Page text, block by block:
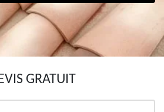
GRATUIT